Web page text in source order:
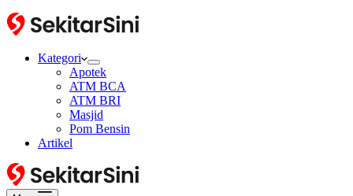
Kategori
Apotek
ATM BCA
ATM BRI
Masjid
Pom Bensin
Artikel